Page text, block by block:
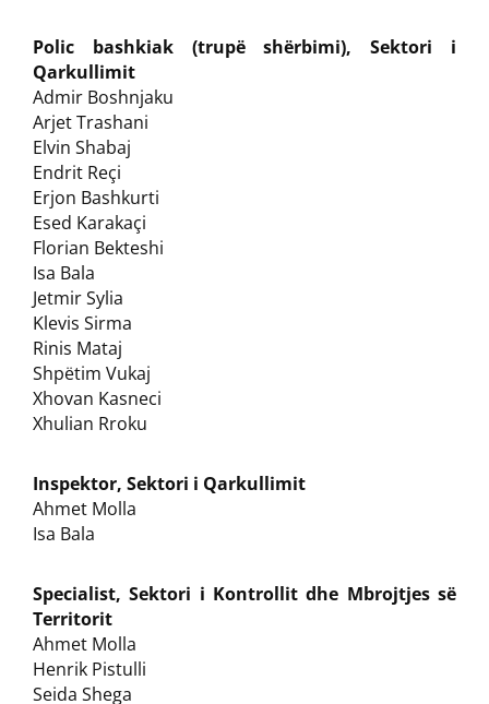
Polic bashkiak (trupë shërbimi), Sektori i
Qarkullimit
Admir Boshnjaku
Arjet Trashani
Elvin Shabaj
Endrit Reçi
Erjon Bashkurti
Esed Karakaçi
Florian Bekteshi
Isa Bala
Jetmir Sylia
Klevis Sirma
Rinis Mataj
Shpëtim Vukaj
Xhovan Kasneci
Xhulian Rroku
Inspektor, Sektori i Qarkullimit
Ahmet Molla
Isa Bala
Specialist, Sektori i Kontrollit dhe Mbrojtjes së
Territorit
Ahmet Molla
Henrik Pistulli
Seida Shega